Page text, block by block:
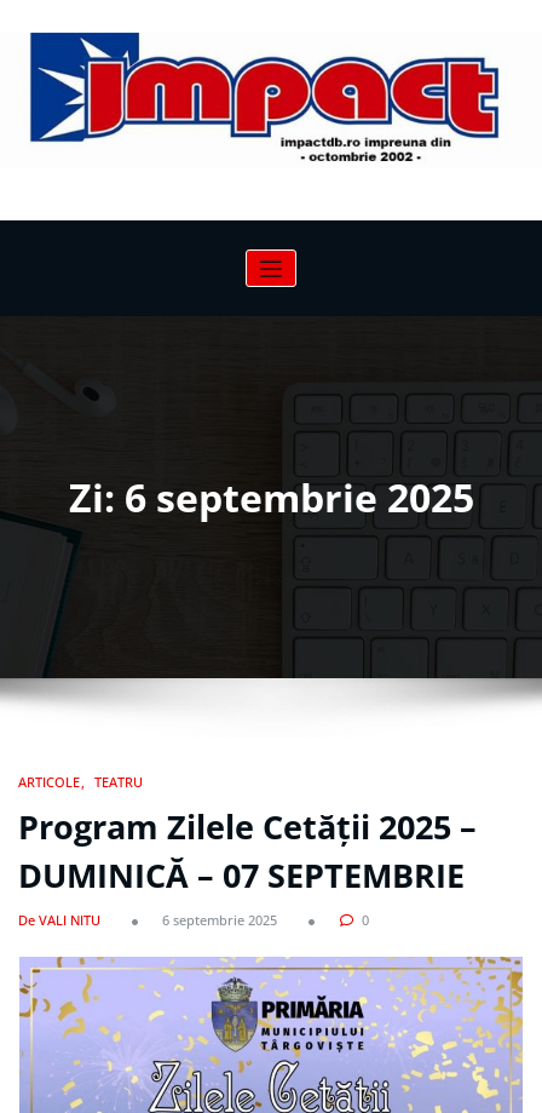
conținut
Zi: 6 septembrie 2025
ARTICOLE TEATRU
Program Zilele Cetății 2025 –
DUMINICĂ – 07 SEPTEMBRIE
De VALI NITU 6 septembrie 2025 0